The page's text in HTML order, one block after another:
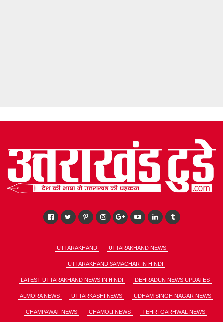
UTTARAKHAND UTTARAKHAND NEWS
UTTARAKHAND SAMACHAR IN HINDI
LATEST UTTARAKHAND NEWS IN HINDI DEHRADUN NEWS UPDATES
ALMORA NEWS UTTARKASHI NEWS UDHAM SINGH NAGAR NEWS
CHAMPAWAT NEWS CHAMOLI NEWS TEHRI GARHWAL NEWS